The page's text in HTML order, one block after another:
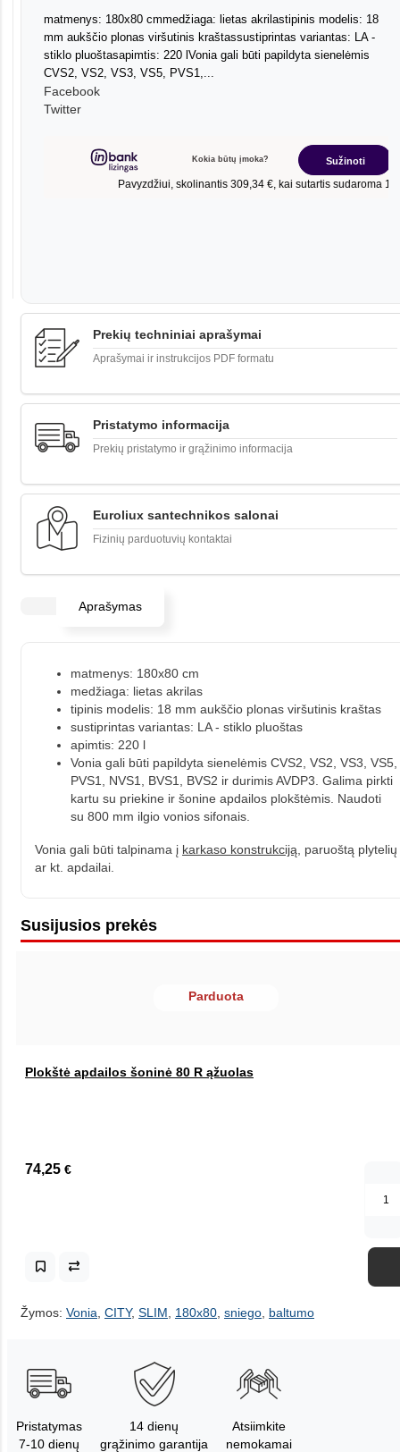
matmenys: 180x80 cmmedžiaga: lietas akrilastipinis modelis: 18
mm aukščio plonas viršutinis kraštassustiprintas variantas: LA -
stiklo pluoštasapimtis: 220 lVonia gali būti papildyta sienelėmis
CVS2, VS2, VS3, VS5, PVS1,...
Facebook
Twitter
Prekių techniniai aprašymai
Aprašymai ir instrukcijos PDF formatu
Pristatymo informacija
Prekių pristatymo ir grąžinimo informacija
Euroliux santechnikos salonai
Fizinių parduotuvių kontaktai
Aprašymas
matmenys: 180x80 cm
medžiaga: lietas akrilas
tipinis modelis: 18 mm aukščio plonas viršutinis kraštas
sustiprintas variantas: LA - stiklo pluoštas
apimtis: 220 l
Vonia gali būti papildyta sienelėmis CVS2, VS2, VS3, VS5,
PVS1, NVS1, BVS1, BVS2 ir durimis AVDP3. Galima pirkti
kartu su priekine ir šonine apdailos plokštėmis. Naudoti
su 800 mm ilgio vonios sifonais.
Vonia gali būti talpinama į karkaso konstrukciją , paruoštą plytelių
ar kt. apdailai.
Susijusios prekės
Parduota
Plokštė apdailos šoninė 80 R ąžuolas
74,25 €
Žymos: Vonia CITY, SLIM 180x80 sniego baltumo
Pristatymas
7-10 dienų
14 dienų
grąžinimo garantija
Atsiimkite
nemokamai